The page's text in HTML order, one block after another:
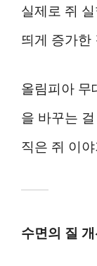
실제로 쥐
띄게 증가한
올림피아 무
을 바꾸는
직은 쥐 이
수면의 질